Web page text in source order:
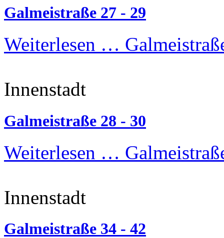
Galmeistraße 27 - 29
Weiterlesen …
Innenstadt
Galmeistraße 28 - 30
Weiterlesen …
Innenstadt
Galmeistraße 34 - 42